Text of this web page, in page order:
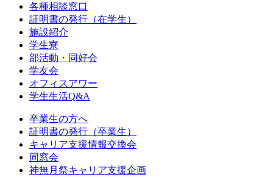
各種相談窓口
証明書の発行（在学生）
施設紹介
学生寮
部活動・同好会
学友会
オフィスアワー
学生生活Q&A
卒業生の方へ
証明書の発行（卒業生）
キャリア支援情報交換会
同窓会
神無月祭キャリア支援企画